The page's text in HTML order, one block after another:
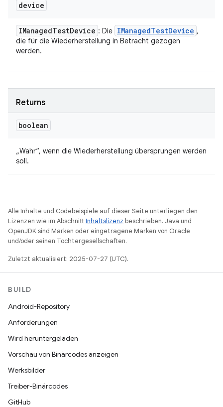
device
IManagedTestDevice : Die IManagedTestDevice ,
die für die Wiederherstellung in Betracht gezogen
werden.
Returns
boolean
„Wahr“, wenn die Wiederherstellung übersprungen werden
soll.
Alle Inhalte und Codebeispiele auf dieser Seite unterliegen den
Lizenzen wie im AbschnittInhaltslizenz beschrieben. Java und
OpenJDK sind Marken oder eingetragene Marken von Oracle
und/oder seinen Tochtergesellschaften.
Zuletzt aktualisiert: 2025-07-27 (UTC).
BUILD
Android-Repository
Anforderungen
Wird heruntergeladen
Vorschau von Binärcodes anzeigen
Werksbilder
Treiber-Binärcodes
GitHub